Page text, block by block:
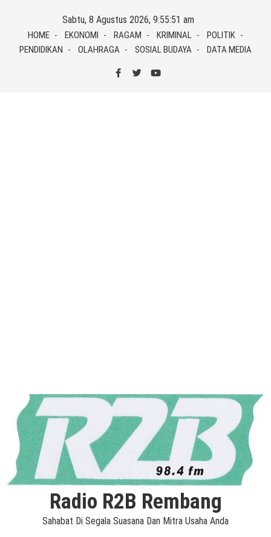
content
Sabtu, 8 Agustus 2026, 9:55:51 am
HOME EKONOMI RAGAM KRIMINAL
POLITIK
PENDIDIKAN
OLAHRAGA SOSIAL BUDAYA DATA MEDIA
Radio R2B Rembang
Sahabat Di Segala Suasana Dan Mitra Usaha Anda